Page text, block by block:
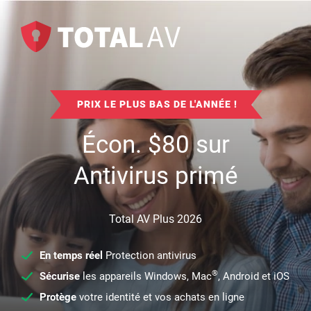
PRIX LE PLUS BAS DE L'ANNÉE !
Écon.$80sur
Antivirus primé
Total AV Plus 2026
En temps réel Protection antivirus
Sécuriseles appareils Windows, Mac®, Android et iOS
Protège votre identité et vos achats en ligne